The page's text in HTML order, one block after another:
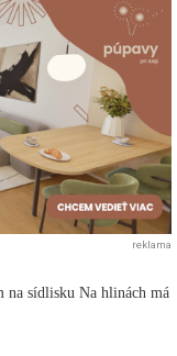
reklama
na sídlisku Na hlinách má